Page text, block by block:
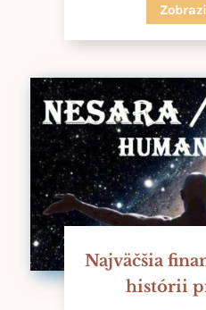
Najväčšia
histórii